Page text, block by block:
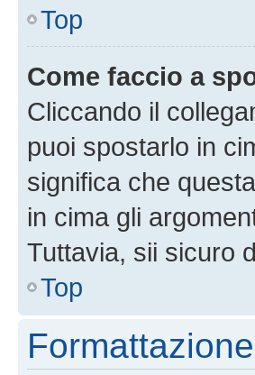
Top
Come faccio a
Cliccando il
puoi spostarlo in
significa che
in cima gli
Tuttavia, sii sicuro
Top